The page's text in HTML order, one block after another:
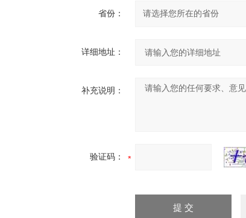
省份：
详细地址：
补充说明：
验证码：